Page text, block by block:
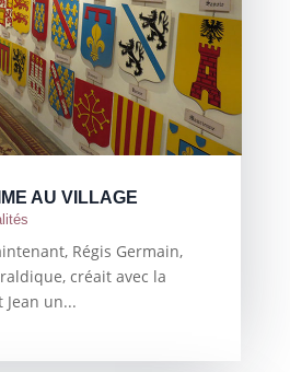
AU VILLAGE
Régis Germain,
créait avec la
un...